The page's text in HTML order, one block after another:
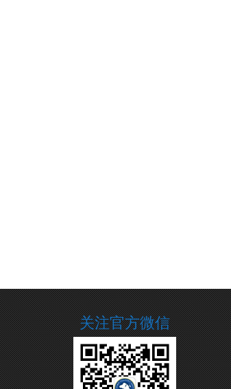
关注官方微信